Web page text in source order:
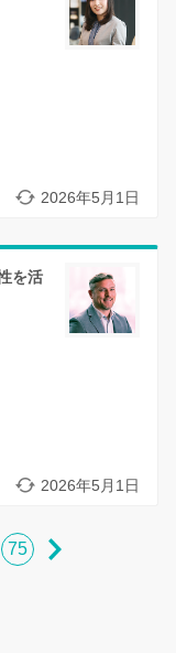
2026年5月1日
を活
2026年5月1日
75